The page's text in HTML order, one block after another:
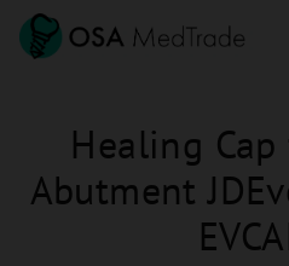
Přejít
obsah
Healing
Abutment